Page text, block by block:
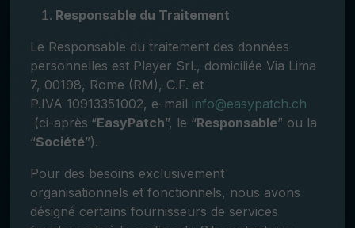
Responsable du Traitement
Le Responsable du traitement des données
personnelles est Player Srl., domiciliée Via Lima
7, 00198, Rome (RM), C.F. et
P.IVA 10913351002, e-mail info@easypatch.ch
(ci-après “EasyPatch”, le “Responsable” ou la
“Société”).
Pour des besoins exclusivement
organisationnels et fonctionnels, nous avons
désigné certains fournisseurs de services